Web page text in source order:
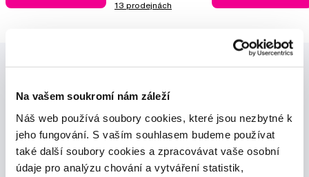
Na vašem soukromí nám záleží
Náš web používá soubory cookies, které jsou nezbytné k
jeho fungování. S vaším souhlasem budeme používat
také další soubory cookies a zpracovávat vaše osobní
údaje pro analýzu chování a vytváření statistik,
13 prodejnách
Novinky a nabídky